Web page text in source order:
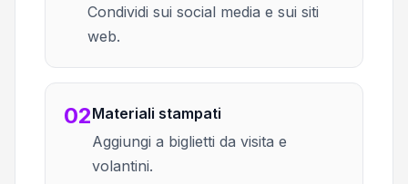
Condividi sui social media e sui siti
web.
02Materiali stampati
Aggiungi a biglietti da visita e
volantini.